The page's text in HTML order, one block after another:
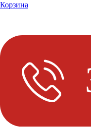
Корзина